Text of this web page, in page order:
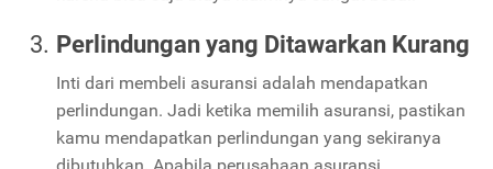
Perlindungan yang Ditawarkan Kurang
Inti dari membeli asuransi adalah mendapatkan
perlindungan. Jadi ketika memilih asuransi, pastikan
kamu mendapatkan perlindungan yang sekiranya